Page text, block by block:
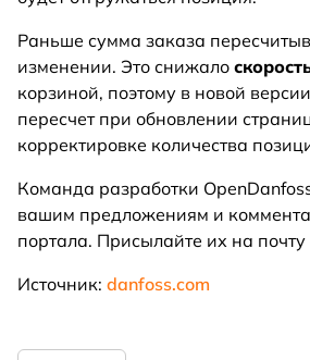
Раньше сумма заказа
изменении. Это снижало
корзиной, поэтому в новой
пересчет при обновлении
корректировке количества
Команда разработки
вашим предложениям и
портала. Присылайте их на почту
Источник: danfoss.com